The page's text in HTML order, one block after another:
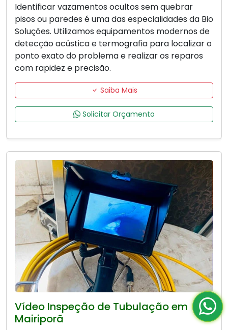
Identificar vazamentos ocultos sem quebrar
pisos ou paredes é uma das especialidades da Bio
Soluções. Utilizamos equipamentos modernos de
detecção acústica e termografia para localizar o
ponto exato do problema e realizar os reparos
com rapidez e precisão.
Saiba Mais
Solicitar Orçamento
Vídeo Inspeção de Tubulação em
Mairiporã